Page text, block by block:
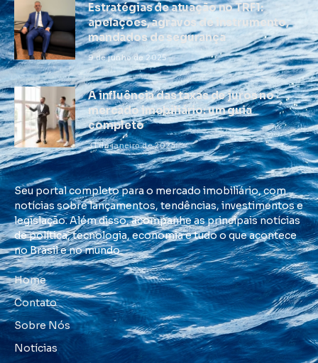
Estratégias de atuação no TRF1:
apelações, agravos de instrumento,
mandados de segurança
9 de junho de 2025
A influência das taxas de juros no
mercado imobiliário: um guia
completo
31 de janeiro de 2025
Seu portal completo para o mercado imobiliário, com
notícias sobre lançamentos, tendências, investimentos e
legislação. Além disso, acompanhe as principais notícias
de política, tecnologia, economia e tudo o que acontece
no Brasil e no mundo.
Home
Contato
Sobre Nós
Notícias